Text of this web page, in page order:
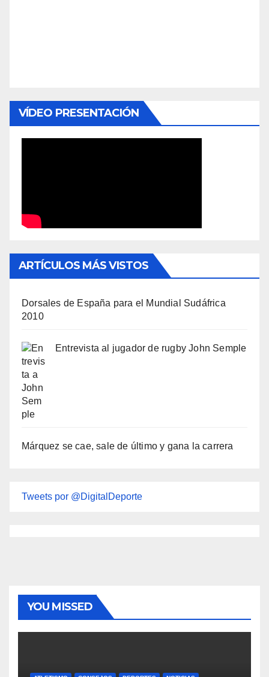
VÍDEO PRESENTACIÓN
ARTÍCULOS MÁS VISTOS
Dorsales de España para el Mundial Sudáfrica
2010
Entrevista al jugador de rugby John Semple
Márquez se cae, sale de último y gana la carrera
Tweets por @DigitalDeporte
YOU MISSED